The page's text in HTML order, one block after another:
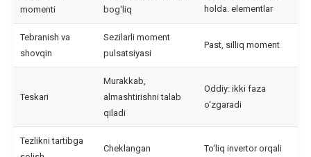
momenti
bog‘liq
holda. elementlar
Tebranish va
shovqin
Sezilarli moment
pulsatsiyasi
Past, silliq moment
Teskari
Murakkab,
almashtirishni talab
qiladi
Oddiy: ikki faza
o‘zgaradi
Tezlikni tartibga
Cheklangan To‘liq invertor orqali